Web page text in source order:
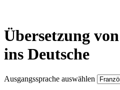
Übersetzung
ins Deutsche
Ausgangssprache auswählen